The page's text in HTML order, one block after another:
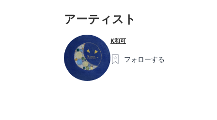
アーティスト
K和可
フォローする